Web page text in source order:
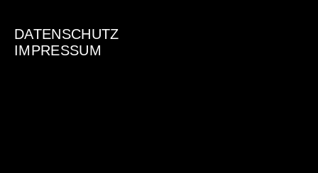
DATENSCHUTZ
IMPRESSUM